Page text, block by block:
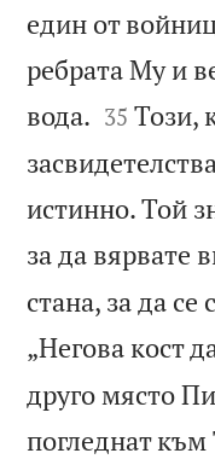
един от
ребрата Му и
вода. 

35 Този,
истинно. Той
за да вярвате
стана, за да
„Негова кост
друго място
погледнат към